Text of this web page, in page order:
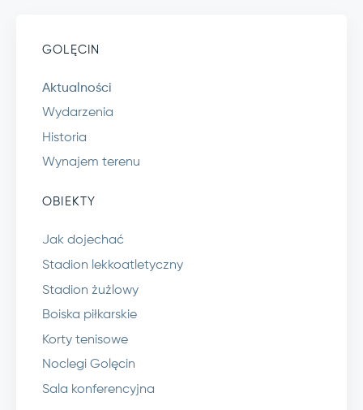
GOLĘCIN
Aktualności
Wydarzenia
Historia
Wynajem terenu
OBIEKTY
Jak dojechać
Stadion lekkoatletyczny
Stadion żużlowy
Boiska piłkarskie
Korty tenisowe
Noclegi Golęcin
Sala konferencyjna